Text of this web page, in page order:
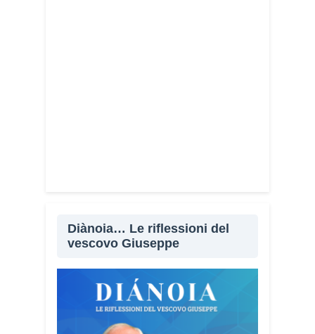
Diànoia… Le riflessioni del
vescovo Giuseppe